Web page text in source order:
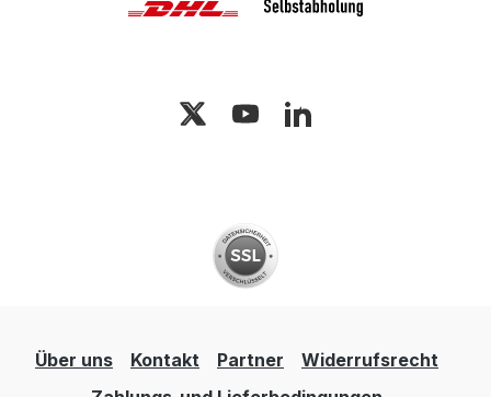
Über uns Kontakt Partner
Widerrufsrecht